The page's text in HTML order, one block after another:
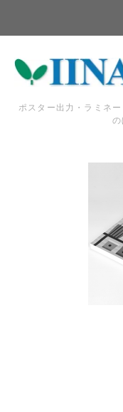
ポスター出力・ラミネ